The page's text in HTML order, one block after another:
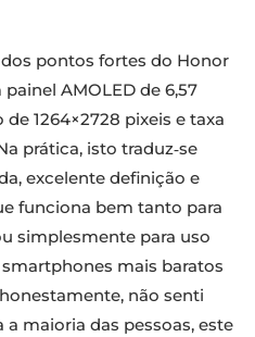
pontos fortes do Honor
AMOLED de 6,57
1264×2728 pixeis e taxa
prática, isto traduz‑se
excelente definição e
funciona bem tanto para
simplesmente para uso
mais baratos
não senti
a maioria das pessoas, este